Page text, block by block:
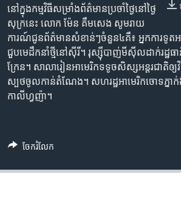
ទៅ​
កាន់​
ទំព័រ​
ស្វែង​
រក
ភាសា
នៅ​ក្នុង​កម្មវិធី​សម្រាំង​ព័ត៌មាន​ប្រចាំថ្ងៃ​នៅ​ថ្ងៃ
សុក្រ​​​នេះ​ លោក ម៉ែន គឹមសេង ​សូម​រាយ
ការណ៍​ជូន​ព័ត៌មាន​សំខាន់ៗ​ចំនួន៤គឺ៖ អ្នកការទូត​អ
ជួប​មេដឹកនាំ​ថ្មី​នៅ​ស៊ីរី។​​ រុស្ស៊ីបាញ់មីស៊ីលដាក់រដ្
ក្រែន។ សាលារៀន​អាមេរិក​ទទូច​សិស្ស​អន្តរជាតិ​
ស្បថ​ចូល​កាន់​តំណែង។ ​​សហរដ្ឋ​អាមេរិក​ចោទ​ភ្នាក់
កាលីហ្វញ៉ា​​។
ចែករំលែក